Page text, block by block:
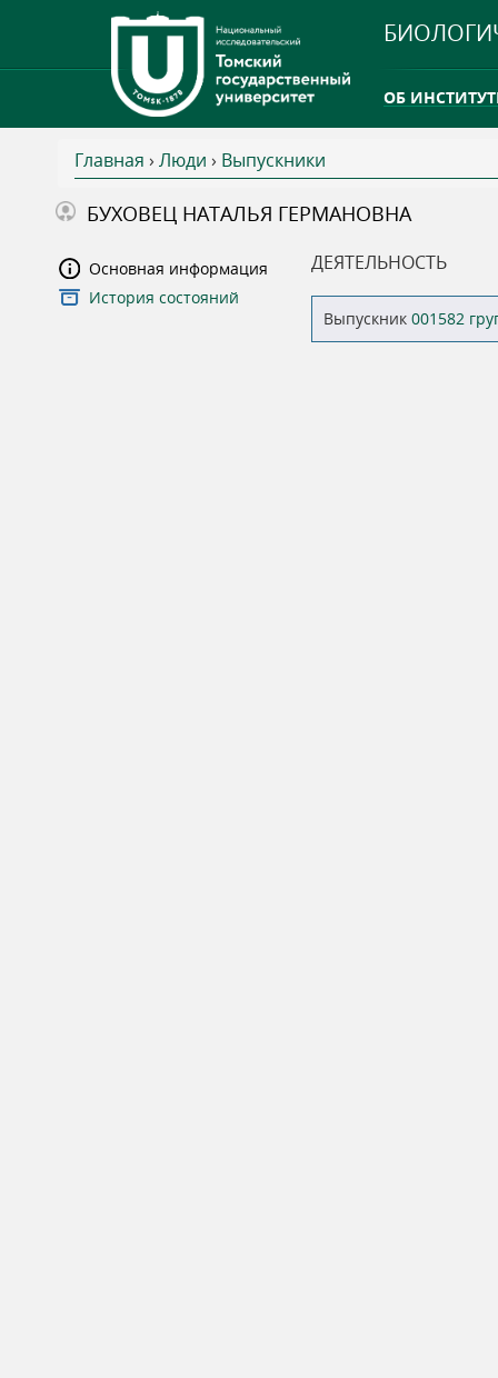
ОБ
ТГУ ОТКРЫЛ
В
ы
з
Главная › Люди › Выпускники
БУХОВЕЦ НАТАЛЬЯ ГЕРМАНОВНА
Основная информация
История состояний
ДЕЯТЕЛЬНОСТЬ
Выпускник 001582